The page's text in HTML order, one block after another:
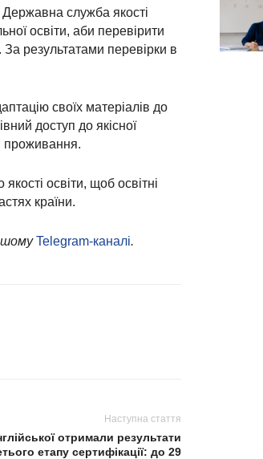
служба якості
освіти, аби перевірити
За результатами перевірки в
своїх матеріалів до
доступ до якісної
проживання.
освіти, щоб освітні
країни.
Telegram-каналі.
Наступна стаття
отримали результати
етапу сертифікації: до 29